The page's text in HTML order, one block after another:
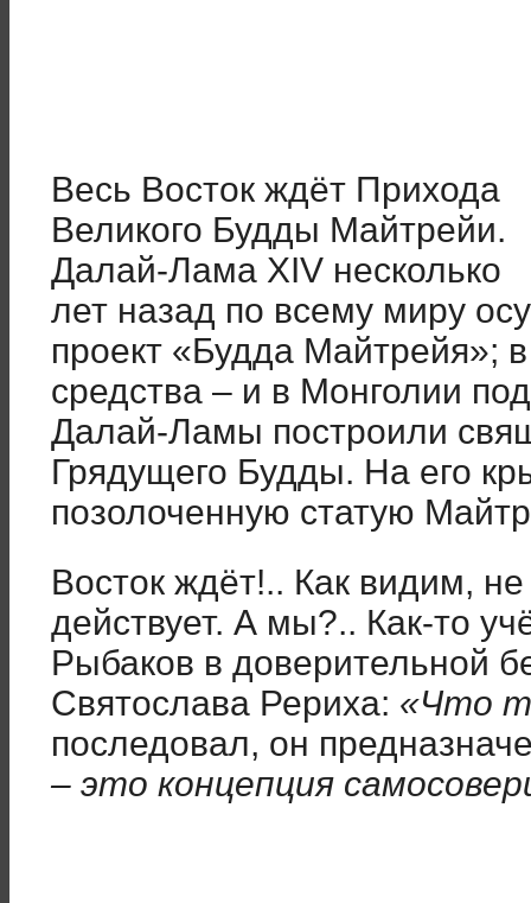
Весь Восток ждёт Прихода
Великого Будды Майтрейи.
Далай-Лама XIV несколько
лет назад по всему миру
проект «Будда Майтрейя»;
средства – и в Монголии
Далай-Ламы построили
Грядущего Будды. На его
позолоченную статую
Восток ждёт!.. Как видим,
действует. А мы?.. Как-то
Рыбаков в доверительной
Святослава Рериха: «Что
последовал, он
– это концепция